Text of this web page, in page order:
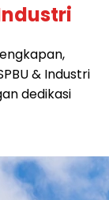
& Industri
dedikasi